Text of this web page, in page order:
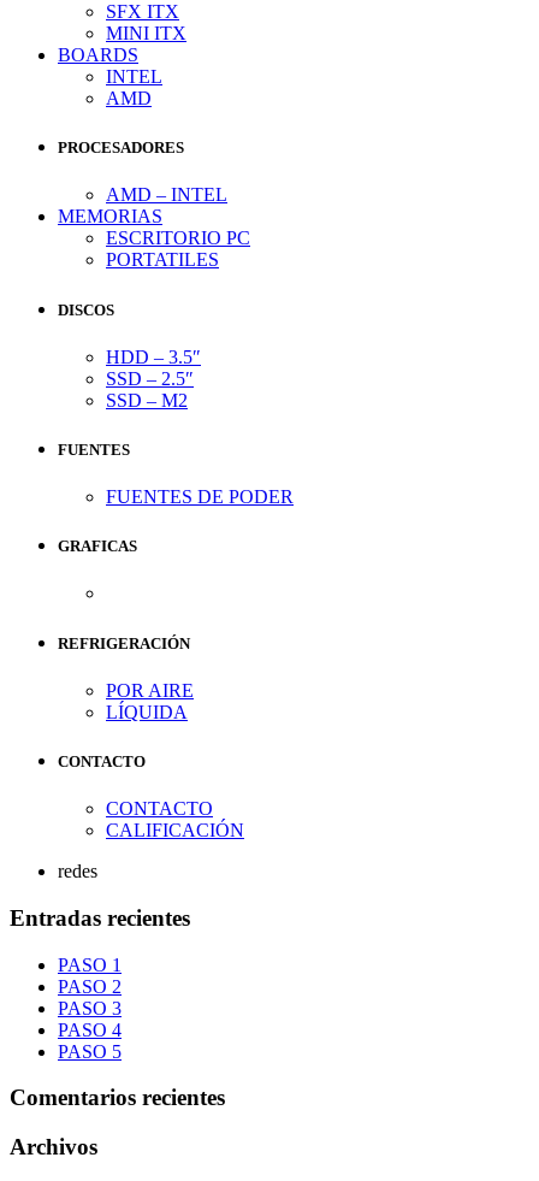
SFX ITX
MINI ITX
BOARDS
INTEL
AMD
PROCESADORES
AMD – INTEL
MEMORIAS
ESCRITORIO PC
PORTATILES
DISCOS
HDD – 3.5″
SSD – 2.5″
SSD – M2
FUENTES
FUENTES DE PODER
GRAFICAS
REFRIGERACIÓN
POR AIRE
LÍQUIDA
CONTACTO
CONTACTO
CALIFICACIÓN
redes
Entradas recientes
PASO 1
PASO 2
PASO 3
PASO 4
PASO 5
Comentarios recientes
Archivos